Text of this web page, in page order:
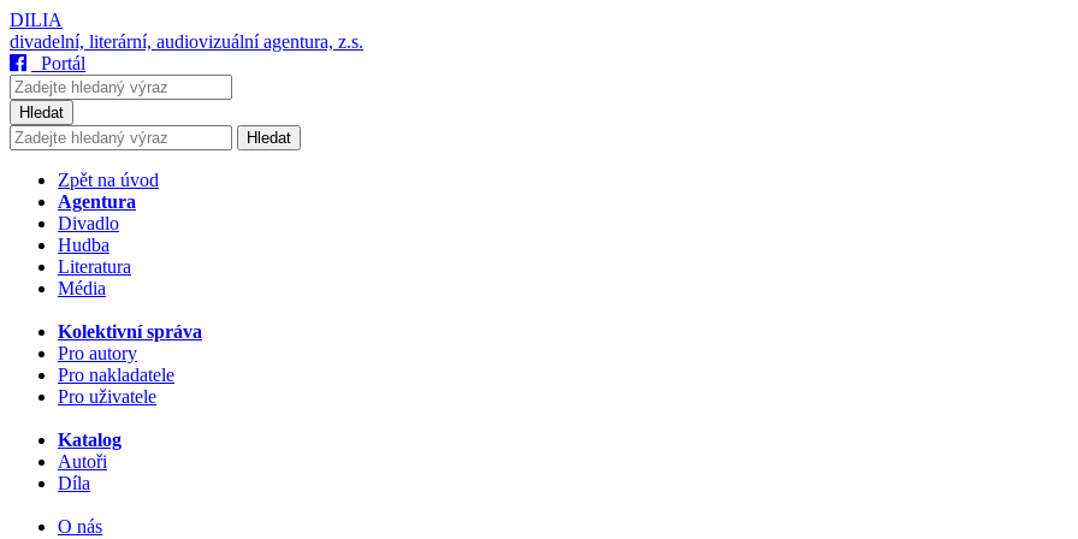
DILIA
divadelní, literární, audiovizuální agentura, z.s.
Portál
Hledat
Hledat
Zpět na úvod
Agentura
Divadlo
Hudba
Literatura
Média
Kolektivní správa
Pro autory
Pro nakladatele
Pro uživatele
Katalog
Autoři
Díla
O nás